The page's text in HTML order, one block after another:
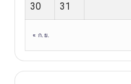
30 31
« ก.ย.